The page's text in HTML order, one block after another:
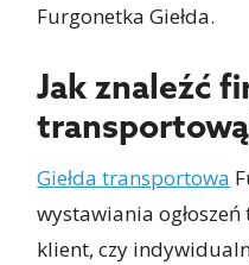
Furgonetka Giełda.
Jak znaleźć
Giełda transportowa
wystawiania
klient, czy